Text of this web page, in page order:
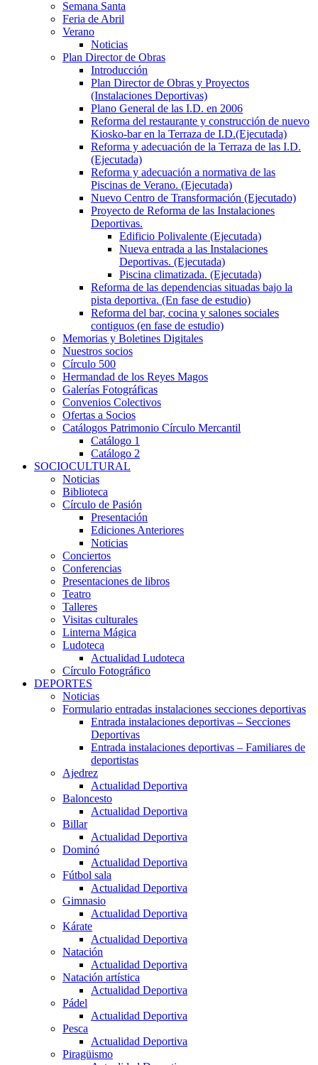
Semana Santa
Feria de Abril
Verano
Noticias
Plan Director de Obras
Introducción
Plan Director de Obras y Proyectos
(Instalaciones Deportivas)
Plano General de las I.D. en 2006
Reforma del restaurante y construcción de nuevo
Kiosko-bar en la Terraza de I.D.(Ejecutada)
Reforma y adecuación de la Terraza de las I.D.
(Ejecutada)
Reforma y adecuación a normativa de las
Piscinas de Verano. (Ejecutada)
Nuevo Centro de Transformación (Ejecutado)
Proyecto de Reforma de las Instalaciones
Deportivas.
Edificio Polivalente (Ejecutada)
Nueva entrada a las Instalaciones
Deportivas. (Ejecutada)
Piscina climatizada. (Ejecutada)
Reforma de las dependencias situadas bajo la
pista deportiva. (En fase de estudio)
Reforma del bar, cocina y salones sociales
contiguos (en fase de estudio)
Memorias y Boletines Digitales
Nuestros socios
Círculo 500
Hermandad de los Reyes Magos
Galerías Fotográficas
Convenios Colectivos
Ofertas a Socios
Catálogos Patrimonio Círculo Mercantil
Catálogo 1
Catálogo 2
SOCIOCULTURAL
Noticias
Biblioteca
Círculo de Pasión
Presentación
Ediciones Anteriores
Noticias
Conciertos
Conferencias
Presentaciones de libros
Teatro
Talleres
Visitas culturales
Linterna Mágica
Ludoteca
Actualidad Ludoteca
Círculo Fotográfico
DEPORTES
Noticias
Formulario entradas instalaciones secciones deportivas
Entrada instalaciones deportivas – Secciones
Deportivas
Entrada instalaciones deportivas – Familiares de
deportistas
Ajedrez
Actualidad Deportiva
Baloncesto
Actualidad Deportiva
Billar
Actualidad Deportiva
Dominó
Actualidad Deportiva
Fútbol sala
Actualidad Deportiva
Gimnasio
Actualidad Deportiva
Kárate
Actualidad Deportiva
Natación
Actualidad Deportiva
Natación artística
Actualidad Deportiva
Pádel
Actualidad Deportiva
Pesca
Actualidad Deportiva
Piragüismo